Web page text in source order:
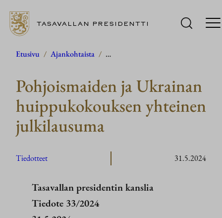
Siirry
TASAVALLAN PRESIDENTTI
Etusivu / Ajankohtaista / …
Pohjoismaiden ja Ukrainan
huippukokouksen yhteinen
julkilausuma
Tiedotteet 31.5.2024
Tasavallan presidentin kanslia
Tiedote 33/2024